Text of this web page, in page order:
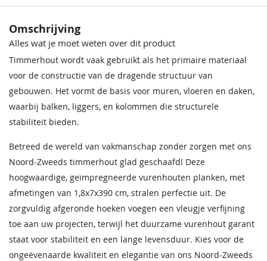
Omschrijving
Alles wat je moet weten over dit product
Timmerhout wordt vaak gebruikt als het primaire materiaal
voor de constructie van de dragende structuur van
gebouwen. Het vormt de basis voor muren, vloeren en daken,
waarbij balken, liggers, en kolommen die structurele
stabiliteit bieden.
Betreed de wereld van vakmanschap zonder zorgen met ons
Noord-Zweeds timmerhout glad geschaafd! Deze
hoogwaardige, geïmpregneerde vurenhouten planken, met
afmetingen van 1,8x7x390 cm, stralen perfectie uit. De
zorgvuldig afgeronde hoeken voegen een vleugje verfijning
toe aan uw projecten, terwijl het duurzame vurenhout garant
staat voor stabiliteit en een lange levensduur. Kies voor de
ongeëvenaarde kwaliteit en elegantie van ons Noord-Zweeds